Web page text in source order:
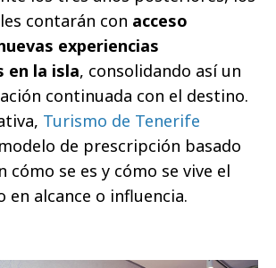
contarán con acceso
experiencias
en la isla, consolidando así un
continuada con el destino.
Turismo de Tenerife
de prescripción basado
cómo se es y cómo se vive el
en alcance o influencia.